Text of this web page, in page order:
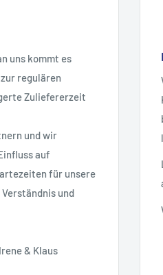
uns kommt es
regulären
Zuliefererzeit
und wir
auf
für unsere
und
& Klaus